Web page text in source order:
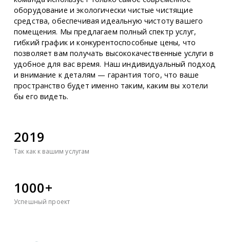
оборудование и экологически чистые чистящие
средства, обеспечивая идеальную чистоту вашего
помещения. Мы предлагаем полный спектр услуг,
гибкий график и конкурентоспособные цены, что
позволяет вам получать высококачественные услуги в
удобное для вас время. Наш индивидуальный подход
и внимание к деталям — гарантия того, что ваше
пространство будет именно таким, каким вы хотели
бы его видеть.
2019
Так как к вашим услугам
1000+
Успешный проект